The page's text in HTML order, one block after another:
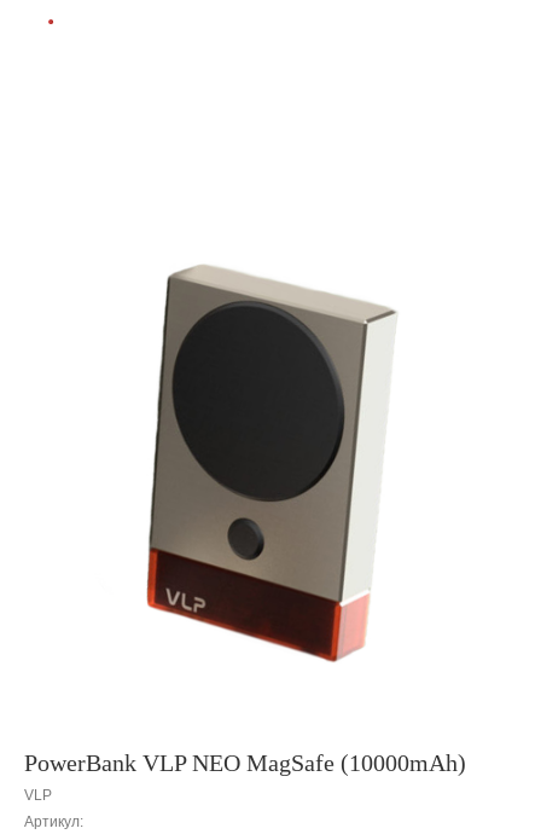
PowerBank VLP NEO MagSafe (10000mAh)
VLP
Артикул: